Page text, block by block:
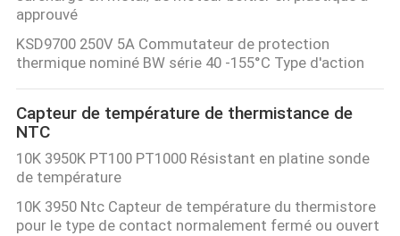
approuvé
KSD9700 250V 5A Commutateur de protection
thermique nominé BW série 40 -155°C Type d'action
Capteur de température de thermistance de
NTC
10K 3950K PT100 PT1000 Résistant en platine sonde
de température
10K 3950 Ntc Capteur de température du thermistore
pour le type de contact normalement fermé ou ouvert